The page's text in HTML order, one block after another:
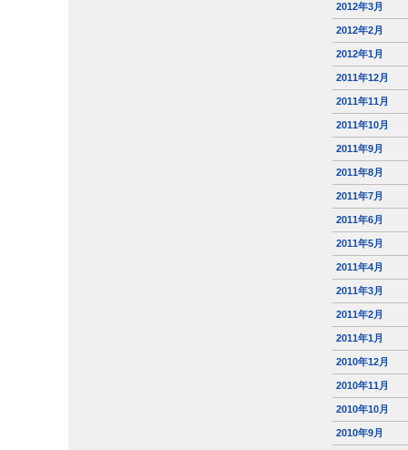
2012年3月
2012年2月
2012年1月
2011年12月
2011年11月
2011年10月
2011年9月
2011年8月
2011年7月
2011年6月
2011年5月
2011年4月
2011年3月
2011年2月
2011年1月
2010年12月
2010年11月
2010年10月
2010年9月